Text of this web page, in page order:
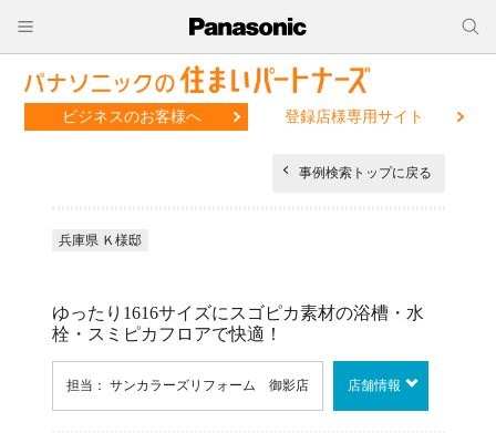
ビジネスのお客様へ 登録店様専用サイト
事例検索トップに戻る
兵庫県 Ｋ様邸
ゆったり1616サイズにスゴピカ素材の浴槽・水
栓・スミピカフロアで快適！
担当： サンカラーズリフォーム 御影店 店舗情報